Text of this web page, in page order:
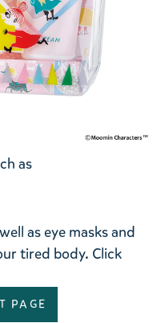
as
as eye masks and
tired body. Click
PAGE